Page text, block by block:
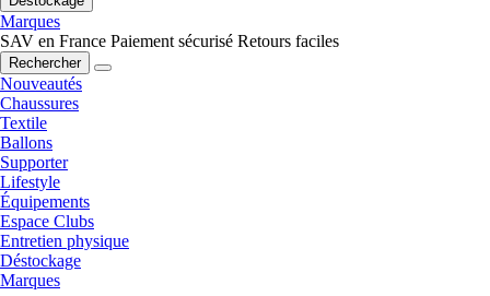
Marques
SAV en France Paiement sécurisé Retours faciles
Rechercher
Nouveautés
Chaussures
Textile
Ballons
Supporter
Lifestyle
Équipements
Espace Clubs
Entretien physique
Déstockage
Marques